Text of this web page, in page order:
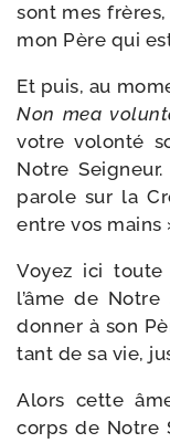
sont mes
mon Père qui
Et puis, au
Non mea
votre volon­té
Notre
parole sur la
entre vos mains
Voyez ici
l’âme de Notre
don­ner à son
tant de sa vie,
Alors cette
corps de Notre